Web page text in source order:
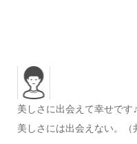
美しさに出会えて幸せで
美しさには出会えない。（